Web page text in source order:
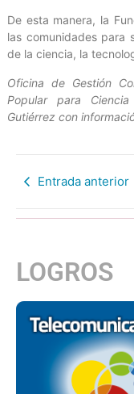
De esta manera, la
las comunidades para
de la ciencia, la
Oficina de Gestión
Popular para
Gutiérrez con
Entrada anterior
LOGROS